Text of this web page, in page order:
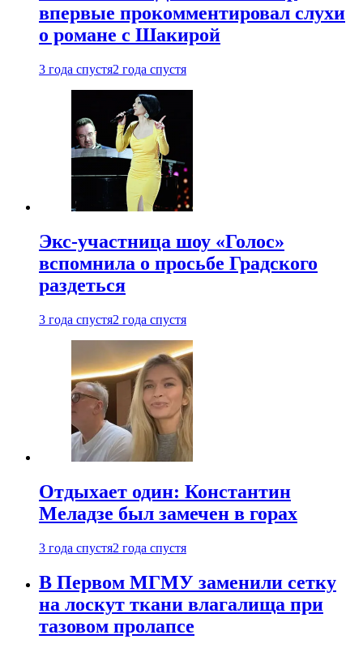
впервые прокомментировал слухи
о романе с Шакирой
3 года спустя2 года спустя
Экс-участница шоу «Голос»
вспомнила о просьбе Градского
раздеться
3 года спустя2 года спустя
Отдыхает один: Константин
Меладзе был замечен в горах
3 года спустя2 года спустя
В Первом МГМУ заменили сетку
на лоскут ткани влагалища при
тазовом пролапсе